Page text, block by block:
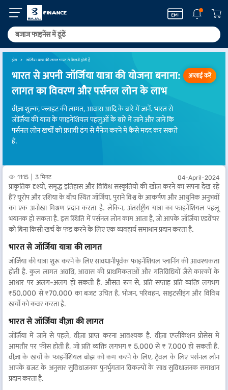
होम जॉर्जिया यात्रा की लागत भारत से कितनी होती है
भारत से अपनी जॉर्जिया यात्रा की योजना बनाना:
लागत का विवरण और पर्सनल लोन के लाभ
वीज़ा शुल्क, फ्लाइट की लागत, आवास आदि के बारे में जानें. भारत से
जॉर्जिया की यात्रा के फाइनेंशियल पहलुओं के बारे में जानें और जानें कि
पर्सनल लोन खर्चों को प्रभावी ढंग से मैनेज करने में कैसे मदद कर सकते
हैं.
अप्लाई करें
1115 3 मिनट 04-April-2024
प्राकृतिक दृश्यों, समृद्ध इतिहास और विविध संस्कृतियों की खोज करने का सपना देख रहे
हैं? यूरोप और एशिया के बीच स्थित जॉर्जिया, पुराने विश्व के आकर्षण और आधुनिक अनुभवों
का एक अनोखा मिश्रण प्रदान करता है. लेकिन, अंतर्राष्ट्रीय यात्रा का फाइनेंशियल पहलू
भयानक हो सकता है. इस स्थिति में पर्सनल लोन काम आता है, जो आपके जॉर्जिया एडवेंचर
को बिना किसी खर्च के फंड करने के लिए एक व्यवहार्य समाधान प्रदान करता है.
भारत से जॉर्जिया यात्रा की लागत
जॉर्जिया की यात्रा शुरू करने के लिए सावधानीपूर्वक फाइनेंशियल प्लानिंग की आवश्यकता
होती है. कुल लागत अवधि, आवास की प्राथमिकताओं और गतिविधियों जैसे कारकों के
आधार पर अलग-अलग हो सकती है. औसत रूप से, प्रति सप्ताह प्रति व्यक्ति लगभग
₹50,000 से ₹70,000 का बजट उचित है, भोजन, परिवहन, साइटसीइंग और विविध
खर्चों को कवर करता है.
भारत से जॉर्जिया वीज़ा की लागत
जॉर्जिया में जाने से पहले, वीज़ा प्राप्त करना आवश्यक है. वीज़ा एप्लीकेशन प्रोसेस में
आमतौर पर फीस होती है, जो प्रति व्यक्ति लगभग ₹ 5,000 से ₹ 7,000 हो सकती है.
वीज़ा के खर्चों के फाइनेंशियल बोझ को कम करने के लिए, ट्रैवल के लिए पर्सनल लोन
आपके बजट के अनुसार सुविधाजनक पुनर्भुगतान विकल्पों के साथ सुविधाजनक समाधान
प्रदान करता है.